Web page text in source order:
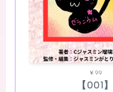
￥99
【001】